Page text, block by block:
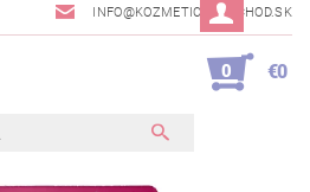
INFO@KOZMETICKYOBCHOD.SK
0 €0